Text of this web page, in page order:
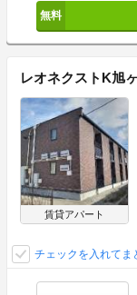
レオネクストK旭
賃貸アパート
チェックを入れてま